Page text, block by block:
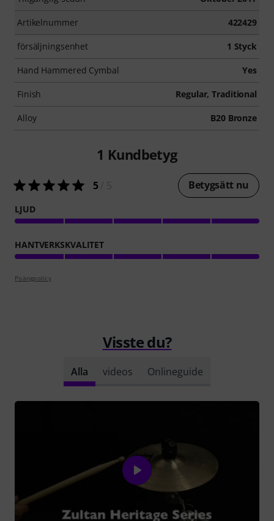
Artikelnummer 422429
försäljningsenhet 1 Styck
Hand Hammered Cymbal Yes
Finish Regular, Traditional
Alloy B20 Bronze
1 Kundbetyg
5/ 5 Betygsätt nu
LJUD
HANTVERKSKVALITET
Poängpolicy
Visste du?
Alla videos Onlineguide